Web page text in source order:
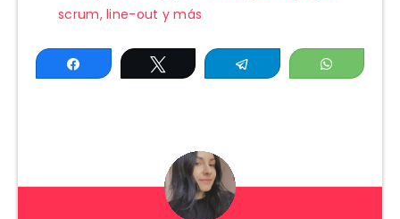
scrum, line-out y más
Compartir Twittear Telegram